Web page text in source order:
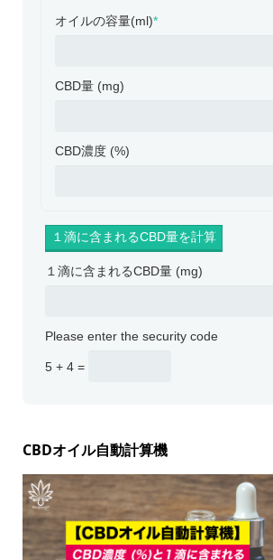
オイルの容量(ml)*
CBD量 (mg)
CBD濃度 (%)
１滴に含まれるCBD量 (mg)
Please enter the security code
5 + 4 =
CBDオイル自動計算機